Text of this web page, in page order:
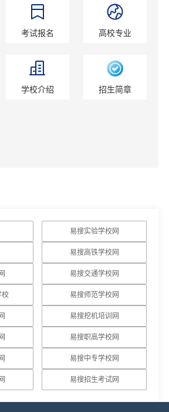
考试报名 高校专业
学校介绍 招生简章
易搜实验学校网
易搜高铁学校网
易搜交通学校网
校 易搜师范学校网
易搜挖机培训网
易搜职高学校网
易搜中专学校网
易搜招生考试网